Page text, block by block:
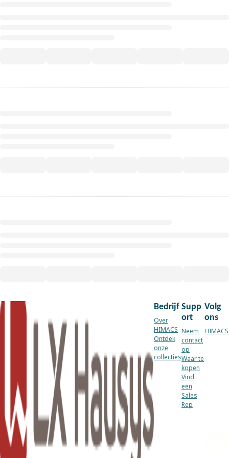
Bedrijf
Over
HIMACS
Ontdek
onze
collecties
Supp
ort
Neem
contact
op
Waar te
kopen
Vind
een
Sales
Rep
Volg
ons
HIMACS